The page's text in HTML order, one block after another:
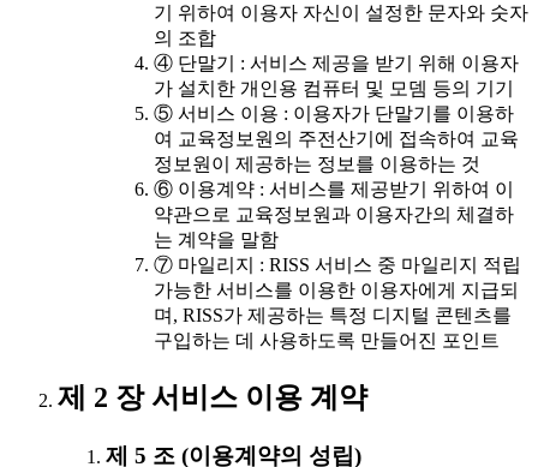
기 위하여 이용자 자신이 설정한 문자와 숫자
의 조합
④ 단말기 : 서비스 제공을 받기 위해 이용자
가 설치한 개인용 컴퓨터 및 모뎀 등의 기기
⑤ 서비스 이용 : 이용자가 단말기를 이용하
여 교육정보원의 주전산기에 접속하여 교육
정보원이 제공하는 정보를 이용하는 것
⑥ 이용계약 : 서비스를 제공받기 위하여 이
약관으로 교육정보원과 이용자간의 체결하
는 계약을 말함
⑦ 마일리지 : RISS 서비스 중 마일리지 적립
가능한 서비스를 이용한 이용자에게 지급되
며, RISS가 제공하는 특정 디지털 콘텐츠를
구입하는 데 사용하도록 만들어진 포인트
제 2 장 서비스 이용 계약
제 5 조 (이용계약의 성립)